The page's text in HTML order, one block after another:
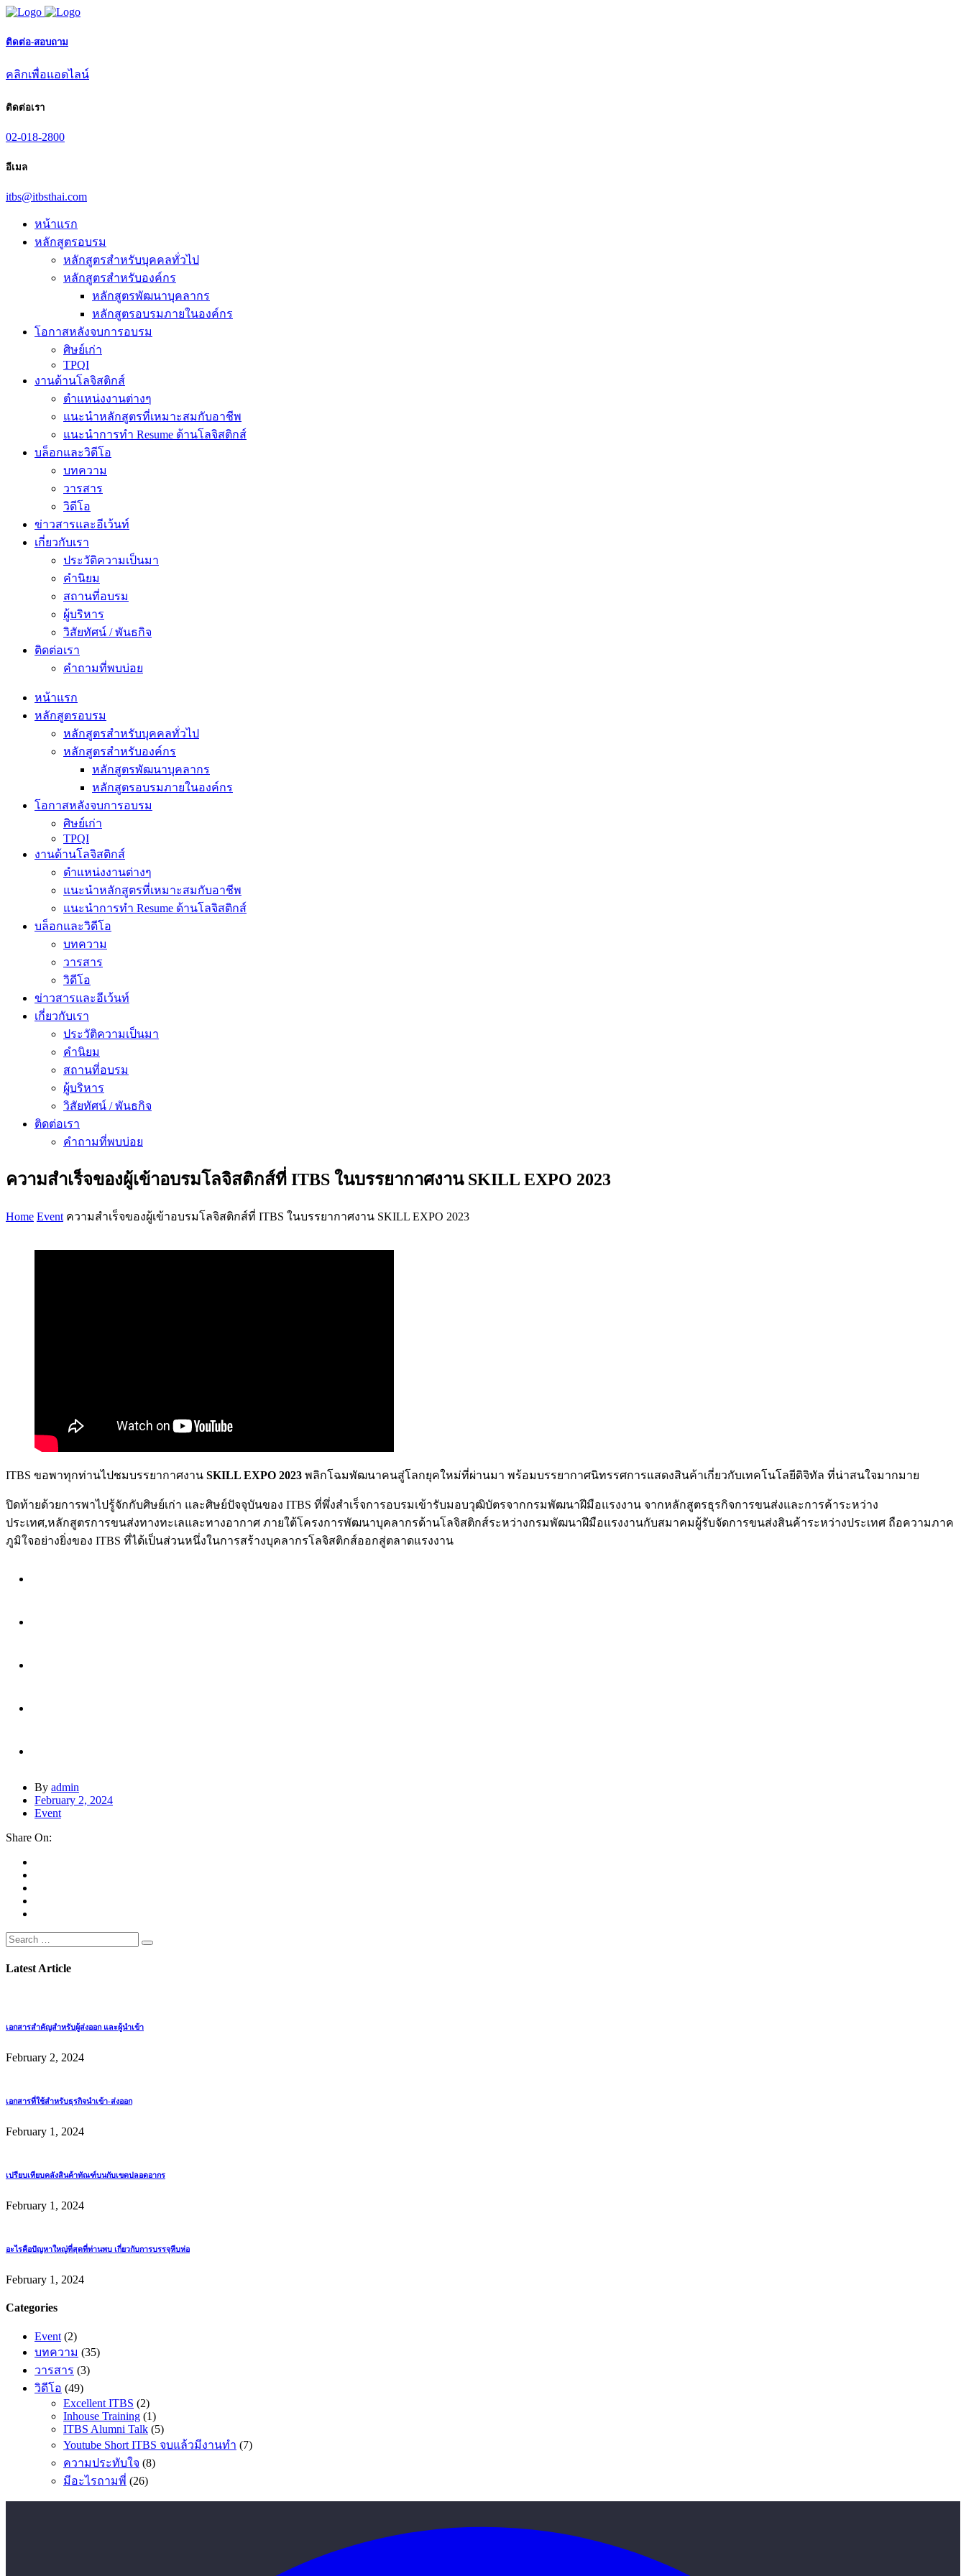
ติดต่อ-สอบถาม
คลิกเพื่อแอดไลน์
ติดต่อเรา
02-018-2800
อีเมล
itbs@itbsthai.com
หน้าแรก
หลักสูตรอบรม
หลักสูตรสำหรับบุคคลทั่วไป
หลักสูตรสำหรับองค์กร
หลักสูตรพัฒนาบุคลากร
หลักสูตรอบรมภายในองค์กร
โอกาสหลังจบการอบรม
ศิษย์เก่า
TPQI
งานด้านโลจิสติกส์
ตำแหน่งงานต่างๆ
แนะนำหลักสูตรที่เหมาะสมกับอาชีพ
แนะนำการทำ Resume ด้านโลจิสติกส์
บล็อกและวิดีโอ
บทความ
วารสาร
วิดีโอ
ข่าวสารและอีเว้นท์
เกี่ยวกับเรา
ประวัติความเป็นมา
คำนิยม
สถานที่อบรม
ผู้บริหาร
วิสัยทัศน์ / พันธกิจ
ติดต่อเรา
คำถามที่พบบ่อย
หน้าแรก
หลักสูตรอบรม
หลักสูตรสำหรับบุคคลทั่วไป
หลักสูตรสำหรับองค์กร
หลักสูตรพัฒนาบุคลากร
หลักสูตรอบรมภายในองค์กร
โอกาสหลังจบการอบรม
ศิษย์เก่า
TPQI
งานด้านโลจิสติกส์
ตำแหน่งงานต่างๆ
แนะนำหลักสูตรที่เหมาะสมกับอาชีพ
แนะนำการทำ Resume ด้านโลจิสติกส์
บล็อกและวิดีโอ
บทความ
วารสาร
วิดีโอ
ข่าวสารและอีเว้นท์
เกี่ยวกับเรา
ประวัติความเป็นมา
คำนิยม
สถานที่อบรม
ผู้บริหาร
วิสัยทัศน์ / พันธกิจ
ติดต่อเรา
คำถามที่พบบ่อย
ความสำเร็จของผู้เข้าอบรมโลจิสติกส์ที่ ITBS ในบรรยากาศงาน SKILL EXPO 2023
Home Event ความสำเร็จของผู้เข้าอบรมโลจิสติกส์ที่ ITBS ในบรรยากาศงาน SKILL EXPO 2023
ITBS ขอพาทุกท่านไปชมบรรยากาศงาน SKILL EXPO 2023 พลิกโฉมพัฒนาคนสู่โลกยุคใหม่ที่ผ่านมา พร้อมบรรยากาศนิทรรศการแสดงสินค้าเกี่ยวกับเทคโนโลยีดิจิทัล ที่น่าสนใจมากมาย
ปิดท้ายด้วยการพาไปรู้จักกับศิษย์เก่า และศิษย์ปัจจุบันของ ITBS ที่พึ่งสำเร็จการอบรมเข้ารับมอบวุฒิบัตรจากกรมพัฒนาฝีมือแรงงาน จากหลักสูตรธุรกิจการขนส่งและการค้าระหว่าง
ประเทศ,หลักสูตรการขนส่งทางทะเลและทางอากาศ ภายใต้โครงการพัฒนาบุคลากรด้านโลจิสติกส์ระหว่างกรมพัฒนาฝีมือแรงงานกับสมาคมผู้รับจัดการขนส่งสินค้าระหว่างประเทศ ถือความภาค
ภูมิใจอย่างยิ่งของ ITBS ที่ได้เป็นส่วนหนึ่งในการสร้างบุคลากรโลจิสติกส์ออกสู่ตลาดแรงงาน
By admin
February 2, 2024
Event
Share On:
Latest Article
เอกสารสำคัญสำหรับผู้ส่งออก และผู้นำเข้า
February 2, 2024
เอกสารที่ใช้สำหรับธุรกิจนำเข้า-ส่งออก
February 1, 2024
เปรียบเทียบคลังสินค้าทัณฑ์บนกับเขตปลอดอากร
February 1, 2024
อะไรคือปัญหาใหญ่ที่สุดที่ท่านพบ เกี่ยวกับการบรรจุหีบห่อ
February 1, 2024
Categories
Event (2)
บทความ (35)
วารสาร (3)
วิดีโอ (49)
Excellent ITBS (2)
Inhouse Training (1)
ITBS Alumni Talk (5)
Youtube Short ITBS จบแล้วมีงานทำ (7)
ความประทับใจ (8)
มีอะไรถามพี่ (26)